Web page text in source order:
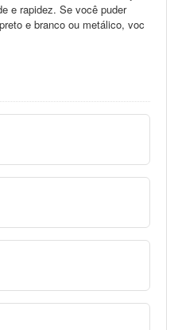
e rapidez. Se você puder
e branco ou metálico, voc